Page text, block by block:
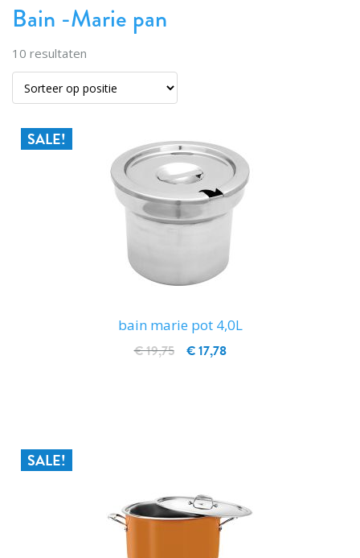
Bain -Marie pan
10 resultaten
SALE!
bain marie pot 4,0L
€ 17,78
€ 19,75
SALE!